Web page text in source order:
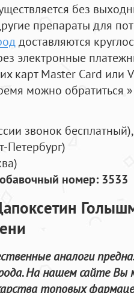
без
препараты для
доставляются
электронные
карт Master Card или
можно обратиться
звонок бесплатный),
Петербург)
номер: 3533
аналоги
На нашем сайте
топовых